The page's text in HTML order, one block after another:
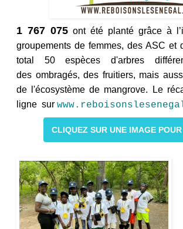
1 767 075 ont été planté grâce à
groupements de femmes, des ASC et
total 50 espèces d'arbres
des ombragés, des fruitiers, mais
de l'écosystème de mangrove. Le
ligne sur
CLIQUEZ SUR UNE IMAGE